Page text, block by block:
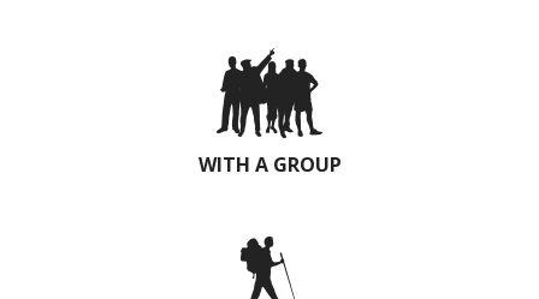
WITH A GROUP